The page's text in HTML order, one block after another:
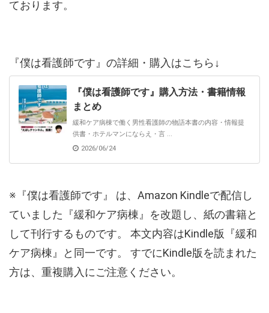
ております。
『僕は看護師です』の詳細・購入はこちら↓
『僕は看護師です』購入方法・書籍情報
まとめ
緩和ケア病棟で働く男性看護師の物語本書の内容・情報提
供書・ホテルマンにならえ・言 ...
2026/06/24
※『僕は看護師です』 は、Amazon Kindleで配信し
ていました『緩和ケア病棟』を改題し、紙の書籍と
して刊行するものです。 本文内容はKindle版『緩和
ケア病棟』と同一です。 すでにKindle版を読まれた
方は、重複購入にご注意ください。